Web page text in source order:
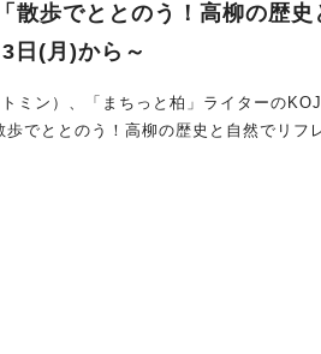
散歩でととのう！高柳の歴史
日(月)から～
ミン）、「まちっと柏」ライターの